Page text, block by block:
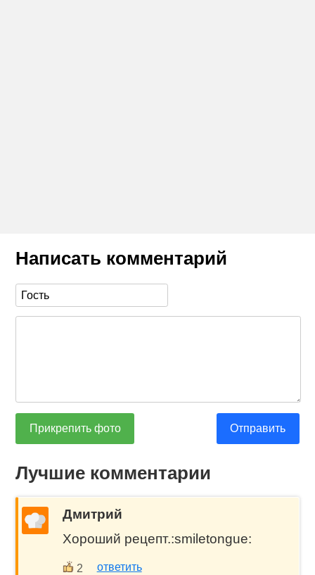
Написать комментарий
Прикрепить фото Отправить
Лучшие комментарии
Дмитрий
Хороший рецепт.:smiletongue:
2 ответить